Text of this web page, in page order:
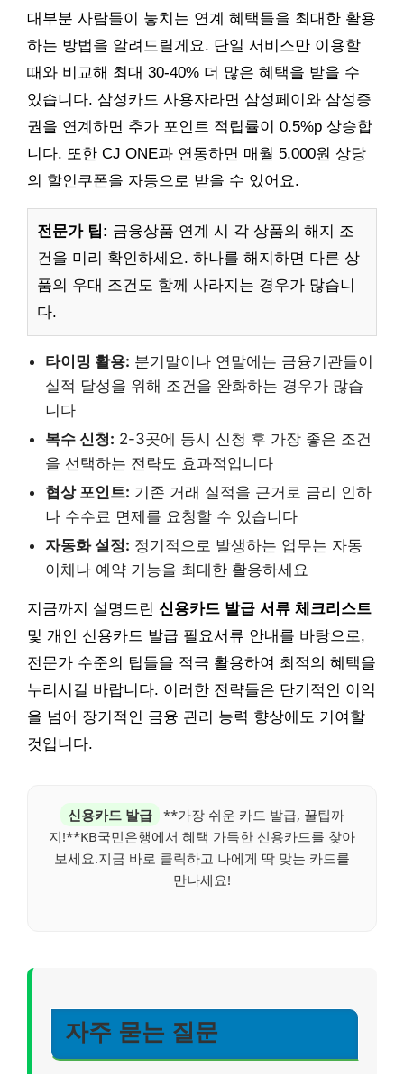
대부분 사람들이 놓치는 연계 혜택들을 최대한 활용
하는 방법을 알려드릴게요. 단일 서비스만 이용할
때와 비교해 최대 30-40% 더 많은 혜택을 받을 수
있습니다. 삼성카드 사용자라면 삼성페이와 삼성증
권을 연계하면 추가 포인트 적립률이 0.5%p 상승합
니다. 또한 CJ ONE과 연동하면 매월 5,000원 상당
의 할인쿠폰을 자동으로 받을 수 있어요.
전문가 팁: 금융상품 연계 시 각 상품의 해지 조
건을 미리 확인하세요. 하나를 해지하면 다른 상
품의 우대 조건도 함께 사라지는 경우가 많습니
다.
타이밍 활용: 분기말이나 연말에는 금융기관들이
실적 달성을 위해 조건을 완화하는 경우가 많습
니다
복수 신청: 2-3곳에 동시 신청 후 가장 좋은 조건
을 선택하는 전략도 효과적입니다
협상 포인트: 기존 거래 실적을 근거로 금리 인하
나 수수료 면제를 요청할 수 있습니다
자동화 설정: 정기적으로 발생하는 업무는 자동
이체나 예약 기능을 최대한 활용하세요
지금까지 설명드린 신용카드 발급 서류 체크리스트
및 개인 신용카드 발급 필요서류 안내를 바탕으로,
전문가 수준의 팁들을 적극 활용하여 최적의 혜택을
누리시길 바랍니다. 이러한 전략들은 단기적인 이익
을 넘어 장기적인 금융 관리 능력 향상에도 기여할
것입니다.
신용카드 발급
**가장 쉬운 카드 발급, 꿀팁까
지!**KB국민은행에서 혜택 가득한 신용카드를 찾아
보세요.지금 바로 클릭하고 나에게 딱 맞는 카드를
만나세요!
자주 묻는 질문